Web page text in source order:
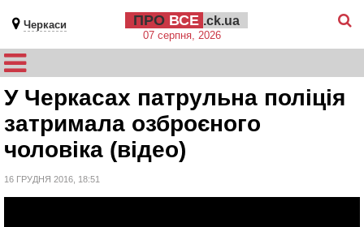
Черкаси ПРО ВСЕ .ck.ua
07 серпня, 2026
У Черкасах патрульна поліція
затримала озброєного
чоловіка (відео)
16 ГРУДНЯ 2016, 18:51